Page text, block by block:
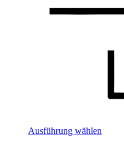
Ausführung wählen